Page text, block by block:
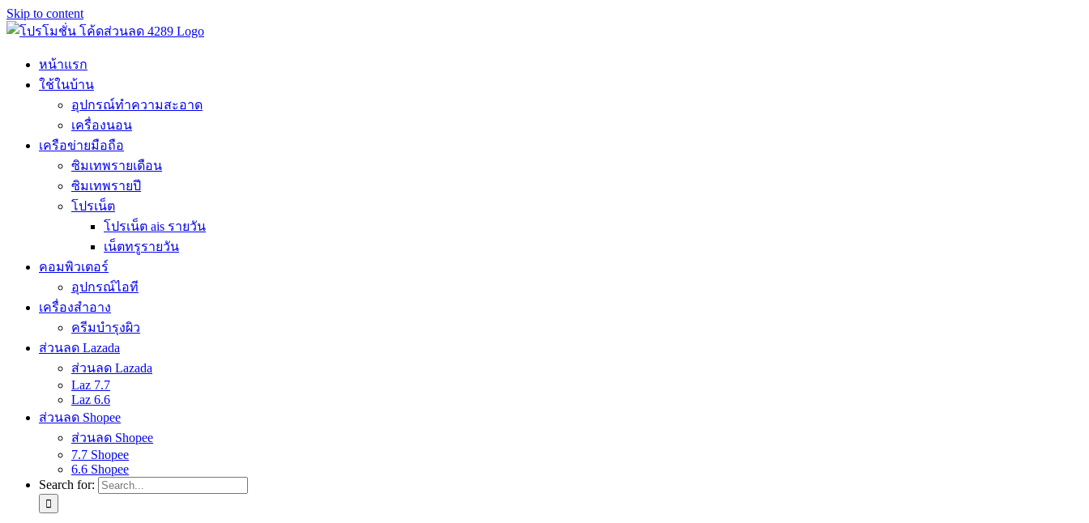
Skip to content
หน้าแรก
ใช้ในบ้าน
อุปกรณ์ทำความสะอาด
เครื่องนอน
เครือข่ายมือถือ
ซิมเทพรายเดือน
ซิมเทพรายปี
โปรเน็ต
โปรเน็ต ais รายวัน
เน็ตทรูรายวัน
คอมพิวเตอร์
อุปกรณ์ไอที
เครื่องสำอาง
ครีมบำรุงผิว
ส่วนลด Lazada
ส่วนลด Lazada
Laz 7.7
Laz 6.6
ส่วนลด Shopee
ส่วนลด Shopee
7.7 Shopee
6.6 Shopee
Search for: